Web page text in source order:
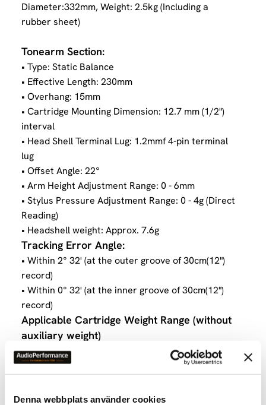
Denna webbplats använder cookies
Diameter:332mm, Weight: 2.5kg (Including a
rubber sheet)
Tonearm Section:
• Type: Static Balance
• Effective Length: 230mm
• Overhang: 15mm
• Cartridge Mounting Dimension: 12.7 mm (1/2")
interval
• Head Shell Terminal Lug: 1.2mmf 4-pin terminal
lug
• Offset Angle: 22°
• Arm Height Adjustment Range: 0 - 6mm
• Stylus Pressure Adjustment Range: 0 - 4g (Direct
Reading)
• Headshell weight: Approx. 7.6g
Tracking Error Angle:
• Within 2° 32' (at the outer groove of 30cm(12")
record)
• Within 0° 32' (at the inner groove of 30cm(12")
record)
Applicable Cartridge Weight Range (without
auxiliary weight)
• 5.6 - 12.0g
• 3.1 - 9.5g (using cartridge spacer)
weight)